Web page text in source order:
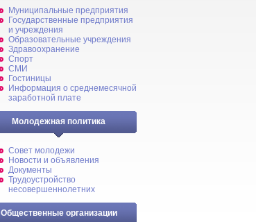
Муниципальные предприятия
Государственные предприятия
и учреждения
Образовательные учреждения
Здравоохранение
Спорт
СМИ
Гостиницы
Информация о среднемесячной
заработной плате
Молодежная политика
Совет молодежи
Новости и объявления
Документы
Трудоустройство
несовершеннолетних
Общественные организации